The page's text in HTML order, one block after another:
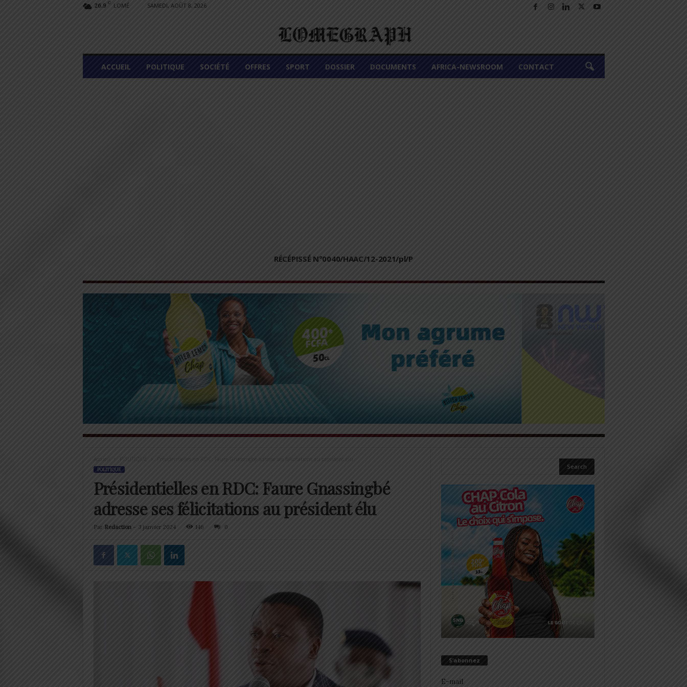
26.9 C LOMÉ SAMEDI, AOÛT 8, 2026
L
M
ACCUEIL POLITIQUE SOCIÉTÉ OFFRES SPORT DOSSIER DOCUMENTS AFRICA-NEWSROOM CONTACT
RÉCÉPISSÉ N°0040/HAAC/12-2021/pl/P
Accueil Présidentielles en RDC: Faure Gnassingbé adresse ses félicitations au président élu
POLITIQUE
Présidentielles en RDC: Faure Gnassingbé
adresse ses félicitations au président élu
Par Redaction- 3 janvier 2024 146 0
S’abonnez
E-mail